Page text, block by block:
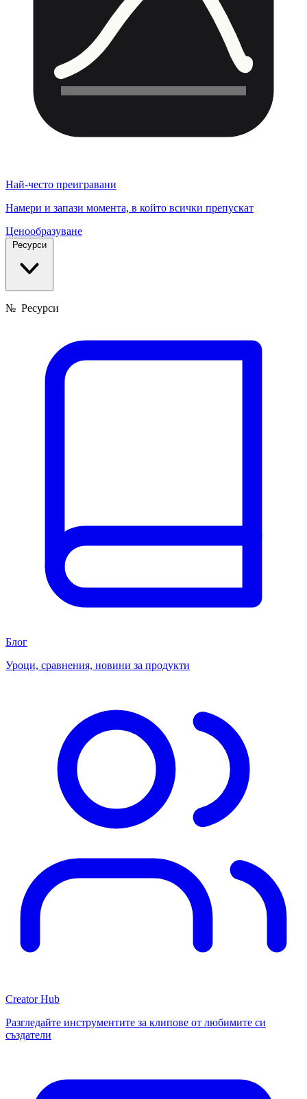
Най-често преигравани
Намери и запази момента, в който всички препускат
Ценообразуване
Ресурси
№ Ресурси
Блог
Уроци, сравнения, новини за продукти
Creator Hub
Разгледайте инструментите за клипове от любимите си
създатели